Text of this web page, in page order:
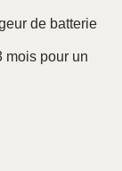
de batterie
mois pour un